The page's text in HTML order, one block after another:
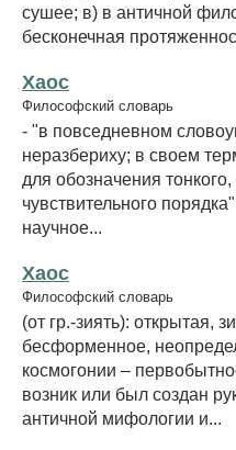
сушее; в) в античной
бесконечная
Хаос
Философский словарь
- "в повседневном
неразбериху; в своем
для обозначения
чувствительного
научное...
Хаос
Философский словарь
(от гр.-зиять): открытая,
бесформенное,
космогонии –
возник или был создан
античной мифологии и...